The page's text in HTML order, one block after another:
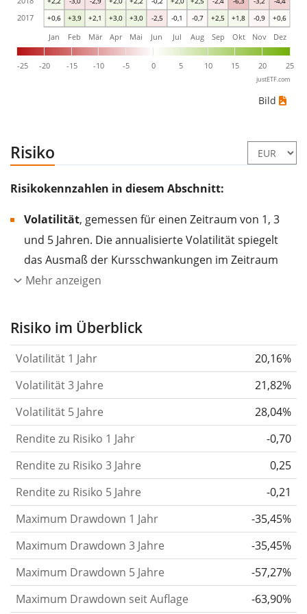
+0,6 +3,9 +2,1 +3,0 +3,0 -2,5 -0,1 -0,7 +2,5 +1,8 -0,9 +0,6
-25 -20 -15 -10 -5 0 5 10 15 20 25
Jan Feb Mär Apr Mai Jun Jul Aug Sep Okt Nov Dez
2017
justETF.com
Bild
Risiko
Risikokennzahlen in diesem Abschnitt:
Volatilität, gemessen für einen Zeitraum von 1, 3
und 5 Jahren. Die annualisierte Volatilität spiegelt
das Ausmaß der Kursschwankungen im Zeitraum
eines Jahres wider.
Aktie, des ETF, usw.) in der Vergangenheit
gelten im Allgemeinen als risikoreicher. Wir
berechnen die Volatilität auf Basis der Daten der
letzten 1, 3 und 5 Jahre, damit du sehen kannst, ob
die Kursschwankungen im Laufe der Zeit stärker
oder schwächer wurden. Weitere Informationen
findest du in unserem Artikel:
Risikomaß.
Rendite pro Risikofür Zeiträume von 1, 3 und 5
Jahren. Diese Kennzahl ist definiert als die
annualisierte (d. h. auf einen Einjahreszeitraum
umgerechnete) historische Rendite geteilt durch die
historische annualisierte Volatilität.Rendite pro
Risiko setzt die historische Rendite eines
Mehr anzeigen
Risiko im Überblick
Volatilität 1 Jahr
20,16%
Volatilität 3 Jahre
21,82%
Volatilität 5 Jahre
28,04%
Rendite zu Risiko 1 Jahr
-0,70
Rendite zu Risiko 3 Jahre
0,25
Rendite zu Risiko 5 Jahre
-0,21
Maximum Drawdown 1 Jahr
-35,45%
Maximum Drawdown 3 Jahre
-35,45%
Maximum Drawdown 5 Jahre
-57,27%
Maximum Drawdown seit Auflage
-63,90%